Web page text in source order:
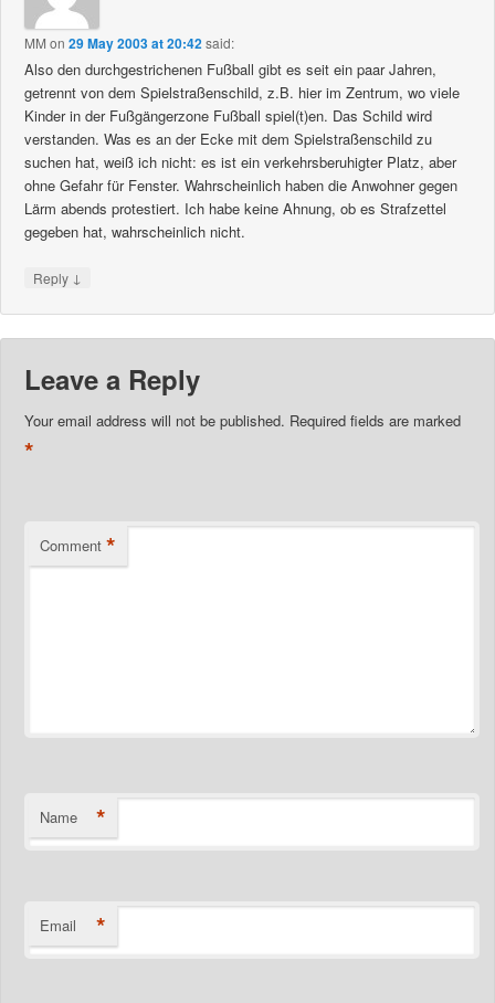
MM on29 May 2003 at 20:42said:
Also den durchgestrichenen Fußball gibt es seit ein paar Jahren,
getrennt von dem Spielstraßenschild, z.B. hier im Zentrum, wo viele
Kinder in der Fußgängerzone Fußball spiel(t)en. Das Schild wird
verstanden. Was es an der Ecke mit dem Spielstraßenschild zu
suchen hat, weiß ich nicht: es ist ein verkehrsberuhigter Platz, aber
ohne Gefahr für Fenster. Wahrscheinlich haben die Anwohner gegen
Lärm abends protestiert. Ich habe keine Ahnung, ob es Strafzettel
gegeben hat, wahrscheinlich nicht.
Reply ↓
Leave a Reply
Your email address will not be published. Required fields are marked
*
Comment *
Name *
Email *